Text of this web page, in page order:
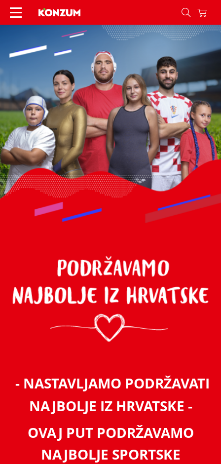
Najbolje iz Hrvatske - Natjecaj - Konzum
- NASTAVLJAMO PODRŽAVATI
NAJBOLJE IZ HRVATSKE -
OVAJ PUT PODRŽAVAMO
NAJBOLJE SPORTSKE